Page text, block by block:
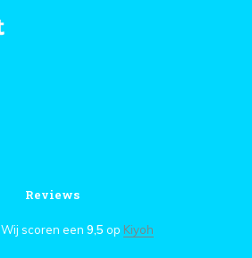
Reviews
Wij scoren een 9,5 op Kiyoh